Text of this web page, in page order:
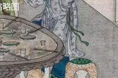
略图